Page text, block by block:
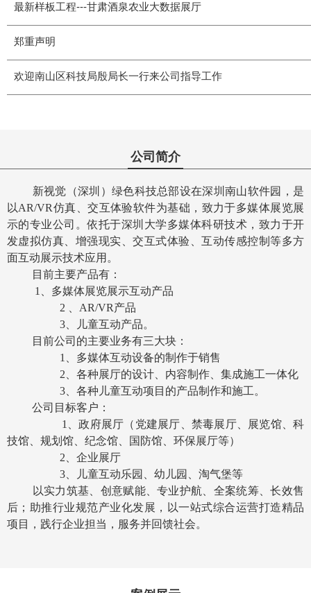
最新样板工程---甘肃酒泉农业大数据展厅
郑重声明
欢迎南山区科技局殷局长一行来公司指导工作
公司简介
新视觉（深圳）绿色科技总部设在深圳南山软件园，是
以AR/VR仿真、交互体验软件为基础，致力于多媒体展览展
示的专业公司。依托于深圳大学多媒体科研技术，致力于开
发虚拟仿真、增强现实、交互式体验、互动传感控制等多方
面互动展示技术应用。
目前主要产品有：
1
、多媒体展览展示互动产品
2
AR/VR产品
3 、儿童互动产品。
目前公司的主要业务有三大块：
1
、多媒体互动设备的制作于销售
2 、各种展厅的设计、内容制作、集成施工一体化
3 、各种儿童互动项目的产品制作和施工。
公司目标客户：
1
、政府展厅（党建展厅、禁毒展厅、展览馆、科
技馆、规划馆、纪念馆、国防馆、环保展厅等）
2 、企业展厅
3 、儿童互动乐园、幼儿园、淘气堡等
以实力筑基、创意赋能、专业护航、全案统筹、长效售
后；助推行业规范产业化发展，以一站式综合运营打造精品
项目，践行企业担当，服务并回馈社会。